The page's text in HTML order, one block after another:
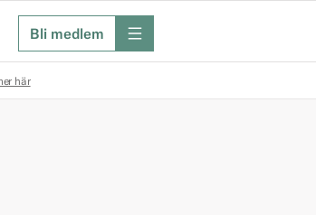
Bli medlem meny
här